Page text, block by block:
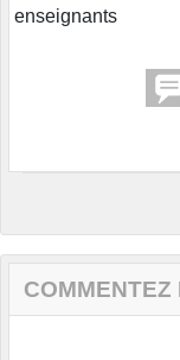
enseignants
COMMENTEZ